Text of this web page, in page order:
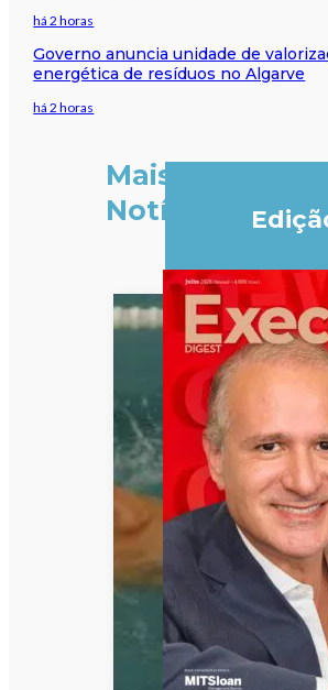
há 2 horas
Governo anuncia unidade de
energética de resíduos no Algarve
há 2 horas
Mais
Notícias